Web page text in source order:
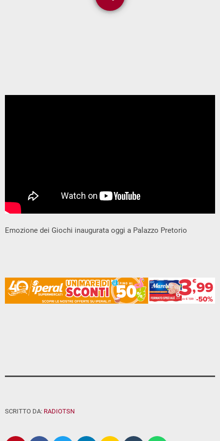
Emozione dei Giochi inaugurata oggi a Palazzo Pretorio
SCRITTO DA: RADIOTSN